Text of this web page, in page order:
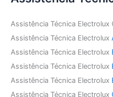
Assistência Técnica Electrolux
Assistência Técnica Electrolux
Assistência Técnica Electrolux
Assistência Técnica Electrolux
Assistência Técnica Electrolux
Assistência Técnica Electrolux